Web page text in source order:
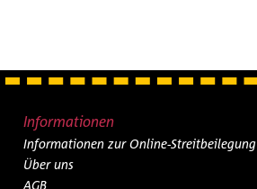
Informationen
Informationen zur Online-Streitbeilegung
Über uns
AGB